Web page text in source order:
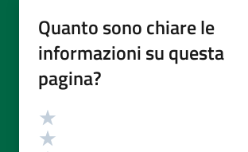
Quanto sono chiare le
informazioni su questa
pagina?
Valutazione